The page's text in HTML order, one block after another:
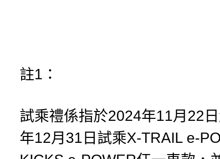
註1：
試乘禮係指於2024年11月22
年12月31日試乘X-TRAIL e-